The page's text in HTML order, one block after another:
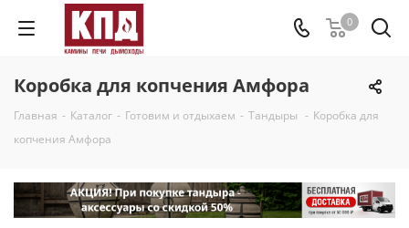
0
Коробка для копчения Амфора
Главная - Каталог - Готовим и отдыхаем - Тандыры - Коробка для
копчения Амфора